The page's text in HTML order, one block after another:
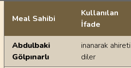
Ayetin meallerindeki dilsel farklılıklar
Meal Sahibi
Kullanılan
İfade
Abdulbaki
Gölpınarlı
inanarak ahireti
diler